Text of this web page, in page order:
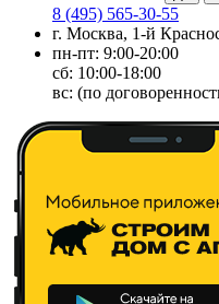
8 (495) 565-30-55
г. Москва, 1-й
пн-пт: 9:00-20:00
сб: 10:00-18:00
вс: (по